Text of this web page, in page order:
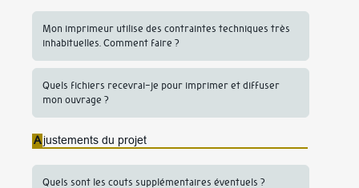
Mon imprimeur utilise des contraintes techniques très
inhabituelles. Comment faire ?
Quels fichiers recevrai-je pour imprimer et diffuser
mon ouvrage ?
A justements du projet
Quels sont les couts supplémentaires éventuels ?